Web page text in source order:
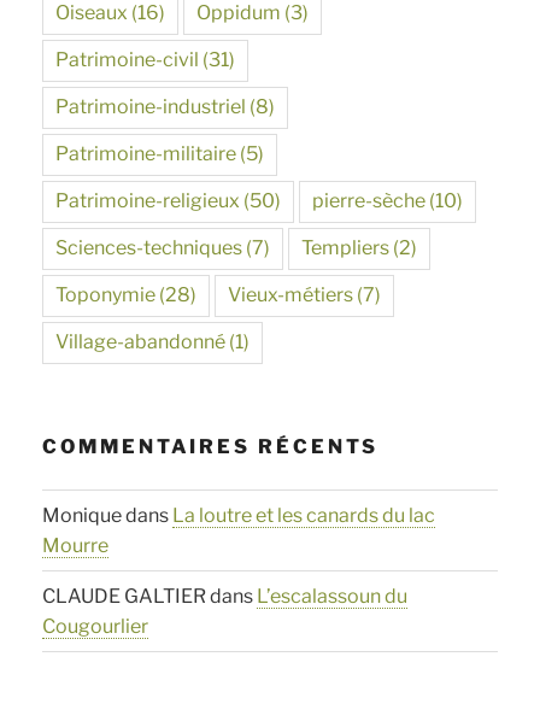
Oiseaux (16) Oppidum (3)
Patrimoine-civil (31)
Patrimoine-industriel (8)
Patrimoine-militaire (5)
Patrimoine-religieux (50) pierre-sèche (10)
Sciences-techniques (7) Templiers (2)
Toponymie (28) Vieux-métiers (7)
Village-abandonné (1)
COMMENTAIRES RÉCENTS
Moniquedans La loutre et les canards du lac
Mourre
CLAUDE GALTIERdans L’escalassoun du
Cougourlier